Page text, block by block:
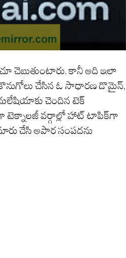
చెబుతుంటారు. కానీ అది ఇలా
కొనుగోలు చేసిన ఓ సాధారణ డొమైన్,
చెందిన టెక్
టెక్నాలజీ వర్గాల్లో హాట్ టాపిక్‌గా
చేసి అపార సంపదను